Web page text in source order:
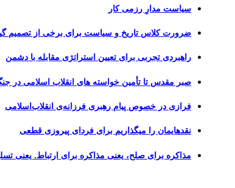
سیاست مدارِ رزمی کار
ضرورت کلاس تاریخ و سیاست برای برخی از تصمیم
راهبردی تجربی برای تعیین استراتژی مقابله با دشمن
صبر مقدس تا تأمین خواسته های انقلاب اسلامی در
فرازی در خصوص پیام رهبری فرزانه‌ی انقلاب‌اسلامی
نقدهایمان را میگذاریم برای فردای پیروزی قطعی
مذاکره برای صلح، یعنی مذاکره برای ارتباط. یعنی